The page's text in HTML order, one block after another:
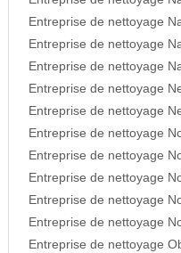
Entreprise de nettoyage
Entreprise de nettoyage
Entreprise de nettoyage
Entreprise de nettoyage
Entreprise de nettoyage
Entreprise de nettoyage
Entreprise de nettoyage
Entreprise de nettoyage
Entreprise de nettoyage
Entreprise de nettoyage
Entreprise de nettoyage